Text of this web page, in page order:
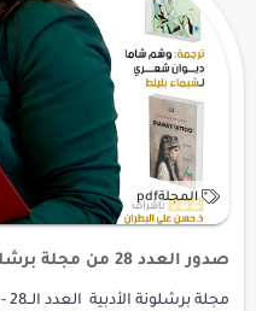
صدور العدد 28 من مجلة برشلونة الأدبية